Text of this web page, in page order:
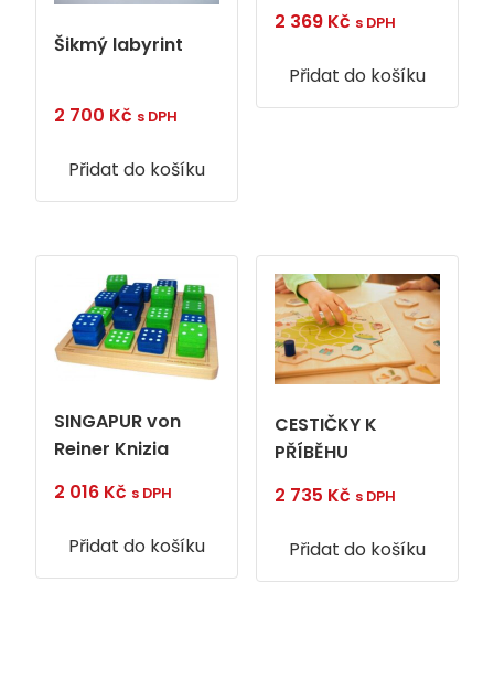
Šikmý labyrint
2 700 Kč s DPH
Přidat do košíku
2 369 Kč s DPH
Přidat do košíku
SINGAPUR von
Reiner Knizia
2 016 Kč s DPH
Přidat do košíku
CESTIČKY K
PŘÍBĚHU
2 735 Kč s DPH
Přidat do košíku